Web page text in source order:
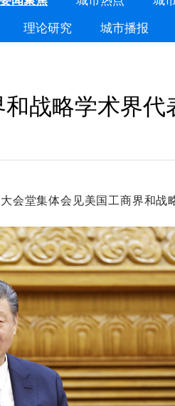
理论研究 城市播报
战略学术界代
堂集体会见美国工商界和战